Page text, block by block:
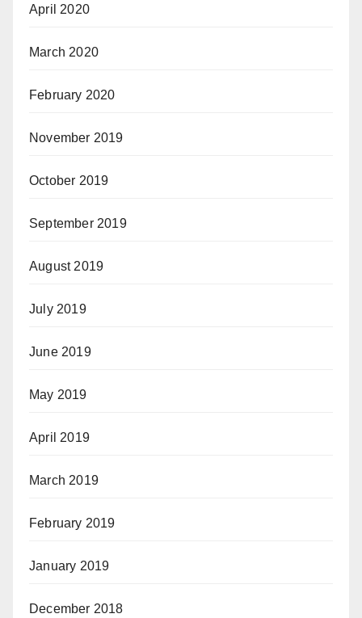
April 2020
March 2020
February 2020
November 2019
October 2019
September 2019
August 2019
July 2019
June 2019
May 2019
April 2019
March 2019
February 2019
January 2019
December 2018